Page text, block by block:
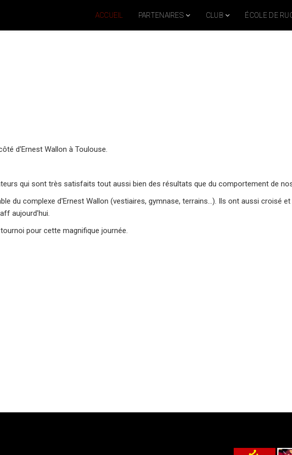
ACCUEIL PARTENAIRES CLUB ÉCOLE DE
d'Ernest Wallon à Toulouse.
qui sont très satisfaits tout aussi bien des résultats que du comportement de
du complexe d'Ernest Wallon (vestiaires, gymnase, terrains...). Ils ont aussi croisé
aujourd'hui.
pour cette magnifique journée.